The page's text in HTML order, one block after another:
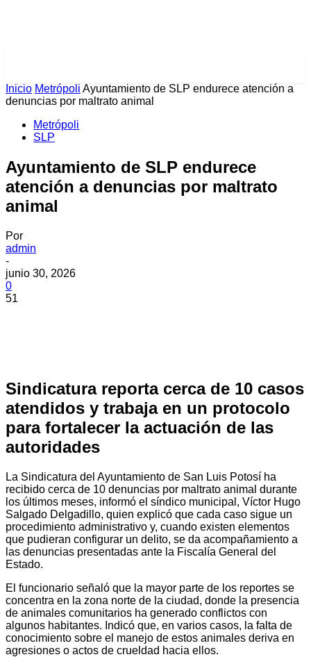
Inicio Metrópoli Ayuntamiento de SLP endurece atención a
denuncias por maltrato animal
Metrópoli
SLP
Ayuntamiento de SLP endurece
atención a denuncias por maltrato
animal
Por
admin
-
junio 30, 2026
0
51
Sindicatura reporta cerca de 10 casos
atendidos y trabaja en un protocolo
para fortalecer la actuación de las
autoridades
La Sindicatura del Ayuntamiento de San Luis Potosí ha
recibido cerca de 10 denuncias por maltrato animal durante
los últimos meses, informó el síndico municipal, Víctor Hugo
Salgado Delgadillo, quien explicó que cada caso sigue un
procedimiento administrativo y, cuando existen elementos
que pudieran configurar un delito, se da acompañamiento a
las denuncias presentadas ante la Fiscalía General del
Estado.
El funcionario señaló que la mayor parte de los reportes se
concentra en la zona norte de la ciudad, donde la presencia
de animales comunitarios ha generado conflictos con
algunos habitantes. Indicó que, en varios casos, la falta de
conocimiento sobre el manejo de estos animales deriva en
agresiones o actos de crueldad hacia ellos.